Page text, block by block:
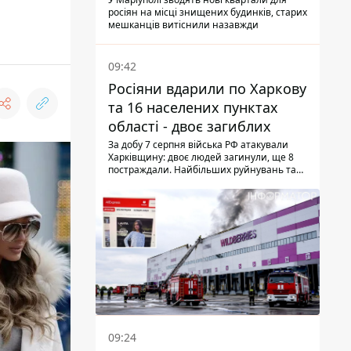
житла
росіян на місці знищених будинків, старих
мешканців витіснили назавжди
09:42
Росіяни вдарили по Харкову
та 16 населених пунктах
області - двоє загиблих
За добу 7 серпня війська РФ атакували
Харківщину: двоє людей загинули, ще 8
постраждали. Найбільших руйнувань та
09:24